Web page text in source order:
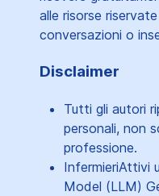
alle risorse
conversazioni o
Disclaimer
Tutti gli autori
personali, non
professione.
InfermieriAttivi
Model (LLM)